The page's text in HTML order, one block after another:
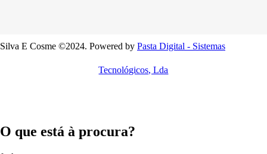
Silva E Cosme ©2024. Powered by Pasta Digital - Sistemas
Tecnológicos, Lda
O que está à procura?